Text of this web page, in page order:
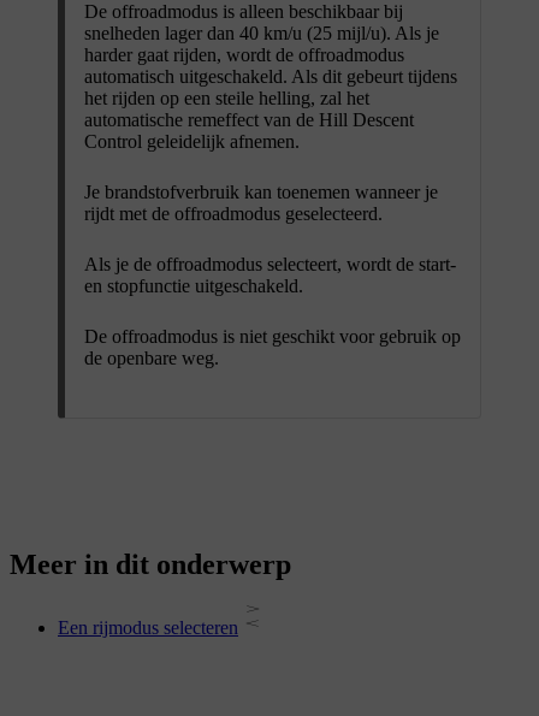
De offroadmodus is alleen beschikbaar bij
snelheden lager dan 40 km/u (25 mijl/u). Als je
harder gaat rijden, wordt de offroadmodus
automatisch uitgeschakeld. Als dit gebeurt tijdens
het rijden op een steile helling, zal het
automatische remeffect van de Hill Descent
Control geleidelijk afnemen.
Je brandstofverbruik kan toenemen wanneer je
rijdt met de offroadmodus geselecteerd.
Als je de offroadmodus selecteert, wordt de start-
en stopfunctie uitgeschakeld.
De offroadmodus is niet geschikt voor gebruik op
de openbare weg.
Meer in dit onderwerp
Een rijmodus selecteren